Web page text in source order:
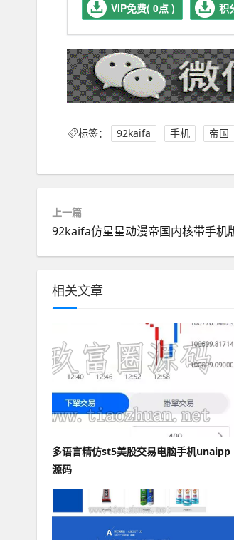
VIP免费( 0点 ) 积
标签： 92kaifa 手机 帝国
上一篇
92kaifa仿星星动漫帝国内核带手机
相关文章
多语言精仿st5美股交易电脑手机unaipp
源码